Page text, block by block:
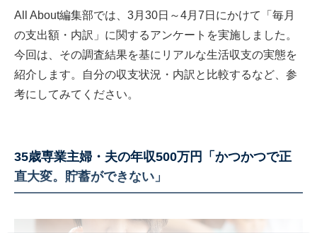
All About編集部では、3月30日～4月7日にかけて「毎月
の支出額・内訳」に関するアンケートを実施しました。
今回は、その調査結果を基にリアルな生活収支の実態を
紹介します。自分の収支状況・内訳と比較するなど、参
考にしてみてください。
35歳専業主婦・夫の年収500万円「かつかつで正
直大変。貯蓄ができない」